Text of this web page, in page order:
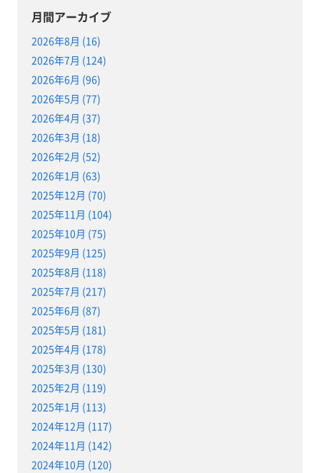
月間アーカイブ
2026年8月 (16)
2026年7月 (124)
2026年6月 (96)
2026年5月 (77)
2026年4月 (37)
2026年3月 (18)
2026年2月 (52)
2026年1月 (63)
2025年12月 (70)
2025年11月 (104)
2025年10月 (75)
2025年9月 (125)
2025年8月 (118)
2025年7月 (217)
2025年6月 (87)
2025年5月 (181)
2025年4月 (178)
2025年3月 (130)
2025年2月 (119)
2025年1月 (113)
2024年12月 (117)
2024年11月 (142)
2024年10月 (120)